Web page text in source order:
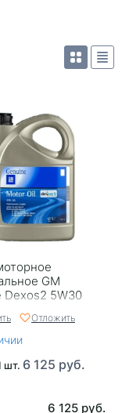
GM
Dexos2 5W30
Отложить
шт. 6 125 руб.
6 125 руб.